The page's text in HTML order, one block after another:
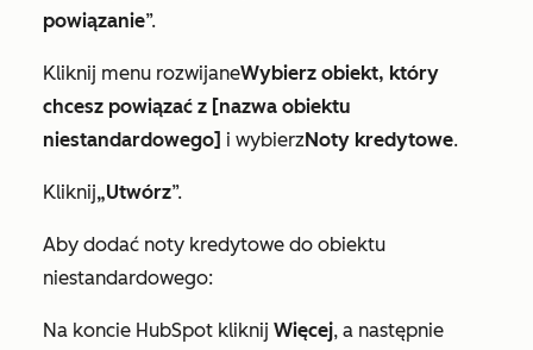
powiązanie”.
Kliknij menu rozwijaneWybierz obiekt, który
chcesz powiązać z [nazwa obiektu
niestandardowego] i wybierzNoty kredytowe.
Kliknij„Utwórz”.
Aby dodać noty kredytowe do obiektu
niestandardowego:
Na koncie HubSpot kliknij Więcej, a następnie